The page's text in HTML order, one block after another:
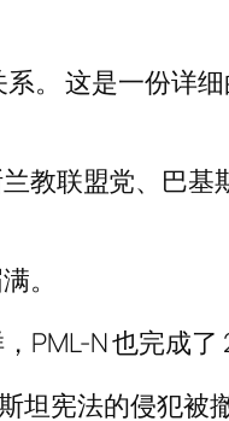
。 这是一份详
教联盟党、巴
。
N 也完成了
坦宪法的侵犯被撤